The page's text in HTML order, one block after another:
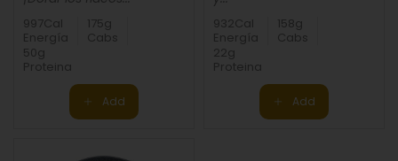
997Cal
Energía
175g
Cabs
50g
Proteina
Add
932Cal
Energía
158g
Cabs
22g
Proteina
Add